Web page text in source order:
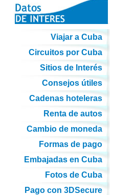
Viajar a Cuba
Circuitos por Cuba
Sitios de Interés
Consejos útiles
Cadenas hoteleras
Renta de autos
Cambio de moneda
Formas de pago
Embajadas en Cuba
Fotos de Cuba
Pago con 3DSecure